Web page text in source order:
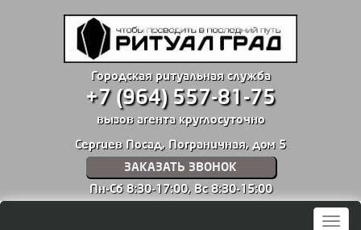
Городская ритуальная служба
+7 (964) 557-81-75
вызов агента круглосуточно
Сергиев Посад, Пограничная, дом 5
ЗАКАЗАТЬ ЗВОНОК
Пн-Сб 8:30-17:00, Вс 8:30-15:00
Меню